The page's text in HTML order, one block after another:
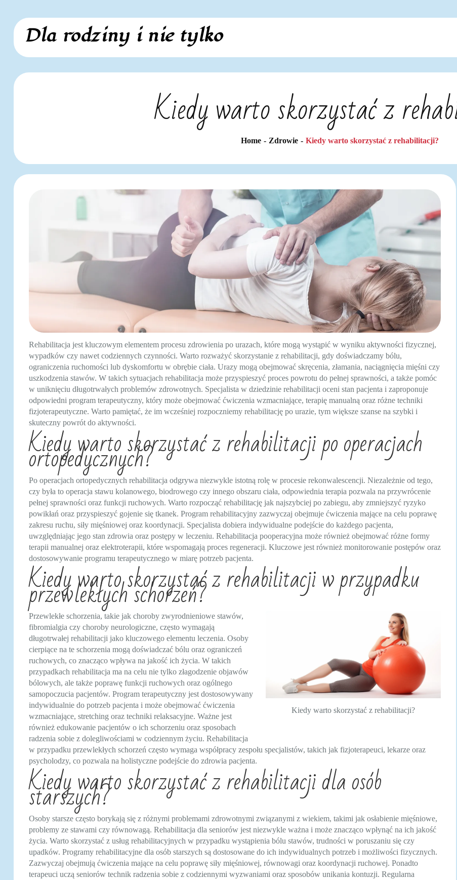
content
Dla rodziny i nie tylko
Kiedy warto skorzystać z
Home Zdrowie Kiedy warto skorzystać z rehabilitacji?
Rehabilitacja jest kluczowym elementem procesu zdrowienia po urazach, które mogą wystąpić w wyniku aktywności fizycznej,
wypadków czy nawet codziennych czynności. Warto rozważyć skorzystanie z rehabilitacji, gdy doświadczamy bólu,
ograniczenia ruchomości lub dyskomfortu w obrębie ciała. Urazy mogą obejmować skręcenia, złamania, naciągnięcia mięśni czy
uszkodzenia stawów. W takich sytuacjach rehabilitacja może przyspieszyć proces powrotu do pełnej sprawności, a także pomóc
w uniknięciu długotrwałych problemów zdrowotnych. Specjalista w dziedzinie rehabilitacji oceni stan pacjenta i zaproponuje
odpowiedni program terapeutyczny, który może obejmować ćwiczenia wzmacniające, terapię manualną oraz różne techniki
fizjoterapeutyczne. Warto pamiętać, że im wcześniej rozpoczniemy rehabilitację po urazie, tym większe szanse na szybki i
skuteczny powrót do aktywności.
Kiedy warto skorzystać z rehabilitacji po operacjach
ortopedycznych?
Po operacjach ortopedycznych rehabilitacja odgrywa niezwykle istotną rolę w procesie rekonwalescencji. Niezależnie od tego,
czy była to operacja stawu kolanowego, biodrowego czy innego obszaru ciała, odpowiednia terapia pozwala na przywrócenie
pełnej sprawności oraz funkcji ruchowych. Warto rozpocząć rehabilitację jak najszybciej po zabiegu, aby zmniejszyć ryzyko
powikłań oraz przyspieszyć gojenie się tkanek. Program rehabilitacyjny zazwyczaj obejmuje ćwiczenia mające na celu poprawę
zakresu ruchu, siły mięśniowej oraz koordynacji. Specjalista dobiera indywidualne podejście do każdego pacjenta,
uwzględniając jego stan zdrowia oraz postępy w leczeniu. Rehabilitacja pooperacyjna może również obejmować różne formy
terapii manualnej oraz elektroterapii, które wspomagają proces regeneracji. Kluczowe jest również monitorowanie postępów oraz
dostosowywanie programu terapeutycznego w miarę potrzeb pacjenta.
Kiedy warto skorzystać z rehabilitacji w przypadku
przewlekłych schorzeń?
Kiedy warto skorzystać z rehabilitacji?
Przewlekłe schorzenia, takie jak choroby zwyrodnieniowe stawów,
fibromialgia czy choroby neurologiczne, często wymagają
długotrwałej rehabilitacji jako kluczowego elementu leczenia. Osoby
cierpiące na te schorzenia mogą doświadczać bólu oraz ograniczeń
ruchowych, co znacząco wpływa na jakość ich życia. W takich
przypadkach rehabilitacja ma na celu nie tylko złagodzenie objawów
bólowych, ale także poprawę funkcji ruchowych oraz ogólnego
samopoczucia pacjentów. Program terapeutyczny jest dostosowywany
indywidualnie do potrzeb pacjenta i może obejmować ćwiczenia
wzmacniające, stretching oraz techniki relaksacyjne. Ważne jest
również edukowanie pacjentów o ich schorzeniu oraz sposobach
radzenia sobie z dolegliwościami w codziennym życiu. Rehabilitacja
w przypadku przewlekłych schorzeń często wymaga współpracy zespołu specjalistów, takich jak fizjoterapeuci, lekarze oraz
psycholodzy, co pozwala na holistyczne podejście do zdrowia pacjenta.
Kiedy warto skorzystać z rehabilitacji dla osób
starszych?
Osoby starsze często borykają się z różnymi problemami zdrowotnymi związanymi z wiekiem, takimi jak osłabienie mięśniowe,
problemy ze stawami czy równowagą. Rehabilitacja dla seniorów jest niezwykle ważna i może znacząco wpłynąć na ich jakość
życia. Warto skorzystać z usług rehabilitacyjnych w przypadku wystąpienia bólu stawów, trudności w poruszaniu się czy
upadków. Programy rehabilitacyjne dla osób starszych są dostosowane do ich indywidualnych potrzeb i możliwości fizycznych.
Zazwyczaj obejmują ćwiczenia mające na celu poprawę siły mięśniowej, równowagi oraz koordynacji ruchowej. Ponadto
terapeuci uczą seniorów technik radzenia sobie z codziennymi wyzwaniami oraz sposobów unikania kontuzji. Regularna